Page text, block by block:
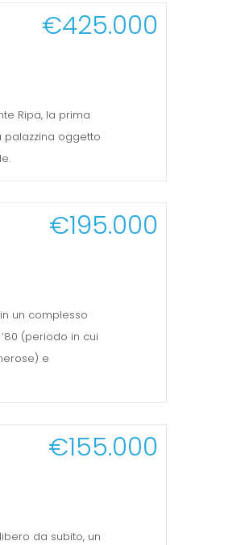
Ripa, la prima
palazzina oggetto
€425.000
un complesso
(periodo in cui
e
€195.000
da subito, un
€155.000